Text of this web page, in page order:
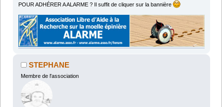
POUR ADHÉRER A ALARME ? Il suffit de cliquer sur la bannière
STEPHANE
Membre de l'association